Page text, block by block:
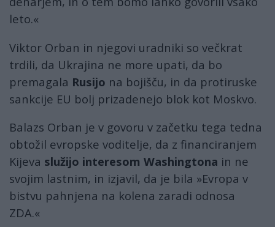
leto.«
Viktor Orban in njegovi uradniki so večkrat
trdili, da Ukrajina ne more upati, da bo
premagala Rusijo na bojišču, in da protiruske
sankcije EU bolj prizadenejo blok kot Moskvo.
Balazs Orban je v govoru v začetku tega tedna
obtožil evropske voditelje, da z financiranjem
Kijeva služijo interesom Washingtona in ne
svojim lastnim, in izjavil, da je bila »Evropa v
bistvu pahnjena na kolena zaradi odnosa
ZDA.«